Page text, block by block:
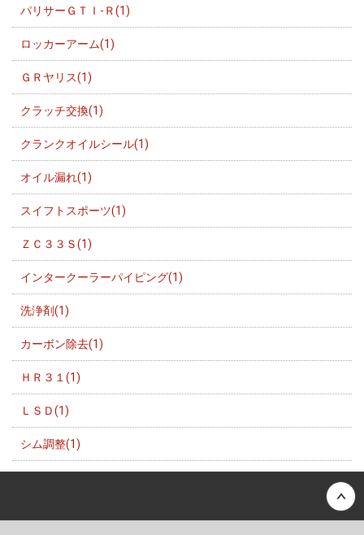
パリサーＧＴＩ-Ｒ(1)
ロッカーアーム(1)
ＧＲヤリス(1)
クラッチ交換(1)
クランクオイルシール(1)
オイル漏れ(1)
スイフトスポーツ(1)
ＺＣ３３Ｓ(1)
インタークーラーパイピング(1)
洗浄剤(1)
カーボン除去(1)
ＨＲ３１(1)
ＬＳＤ(1)
シム調整(1)